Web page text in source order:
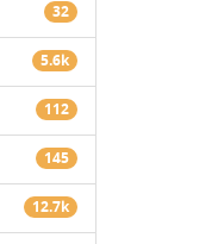
32
5.6k
112
145
12.7k